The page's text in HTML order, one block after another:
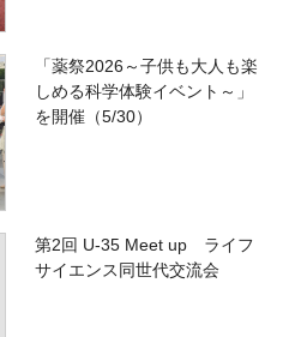
「薬祭2026～子供も大人も楽
しめる科学体験イベント～」
を開催（5/30）
第2回 U-35 Meet up ライフ
サイエンス同世代交流会